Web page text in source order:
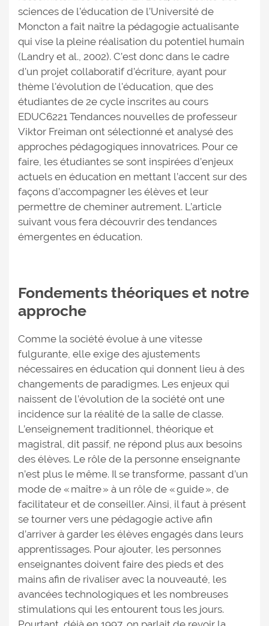
sciences de l’éducation de l’Université de
Moncton a fait naître la pédagogie actualisante
qui vise la pleine réalisation du potentiel humain
(Landry et al., 2002). C’est donc dans le cadre
d'un projet collaboratif d’écriture, ayant pour
thème l'évolution de l'éducation, que des
étudiantes de 2e cycle inscrites au cours
EDUC6221 Tendances nouvelles de professeur
Viktor Freiman ont sélectionné et analysé des
approches pédagogiques innovatrices. Pour ce
faire, les étudiantes se sont inspirées d’enjeux
actuels en éducation en mettant l’accent sur des
façons d’accompagner les élèves et leur
permettre de cheminer autrement. L’article
suivant vous fera découvrir des tendances
émergentes en éducation.
Fondements théoriques et notre
approche
Comme la société évolue à une vitesse
fulgurante, elle exige des ajustements
nécessaires en éducation qui donnent lieu à des
changements de paradigmes. Les enjeux qui
naissent de l’évolution de la société ont une
incidence sur la réalité de la salle de classe.
L’enseignement traditionnel, théorique et
magistral, dit passif, ne répond plus aux besoins
des élèves. Le rôle de la personne enseignante
n’est plus le même. Il se transforme, passant d’un
mode de « maître » à un rôle de « guide », de
facilitateur et de conseiller. Ainsi, il faut à présent
se tourner vers une pédagogie active afin
d’arriver à garder les élèves engagés dans leurs
apprentissages. Pour ajouter, les personnes
enseignantes doivent faire des pieds et des
mains afin de rivaliser avec la nouveauté, les
avancées technologiques et les nombreuses
stimulations qui les entourent tous les jours.